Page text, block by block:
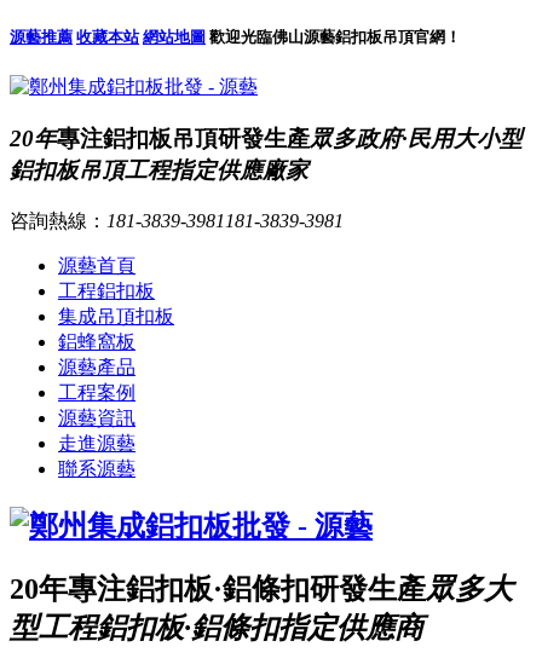
源藝推薦 收藏本站 網站地圖 歡迎光臨佛山源藝鋁扣板吊頂官網！
20年專注鋁扣板吊頂研發生產眾多政府·民用大小型
鋁扣板吊頂工程指定供應廠家
咨詢熱線： 181-3839-3981 181-3839-3981
源藝首頁
工程鋁扣板
集成吊頂扣板
鋁蜂窩板
源藝產品
工程案例
源藝資訊
走進源藝
聯系源藝
20年專注鋁扣板·鋁條扣研發生產眾多大
型工程鋁扣板·鋁條扣指定供應商